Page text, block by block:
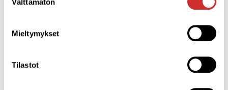
valinta
Mieltymykset
Tilastot